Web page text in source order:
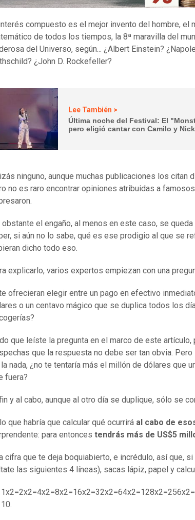
compuesto es el mejor invento del hombre, el
de todos los tiempos, la 8ª maravilla del
del Universo, según... ¿Albert Einstein?
¿John D. Rockefeller?
Lee También >
Última noche del Festival: El
pero eligió cantar con Camilo y
ninguno, aunque muchas publicaciones los citan
no es raro encontrar opiniones atribuidas a
obstante el engaño, al menos en este caso, se
si aún no lo sabe, qué es ese prodigio al que se
dicho todo eso.
explicarlo, varios expertos empiezan con una
ofrecieran elegir entre un pago en efectivo
o un centavo mágico que se duplica todos los
que leíste la pregunta en el marco de este artículo,
que la respuesta no debe ser tan obvia.
nada, ¿no te tentaría más el millón de dólares que
fuera?
y al cabo, aunque al otro día se duplique, sólo se
que habría que calcular qué ocurrirá al cabo de
para entonces tendrás más de US$5
cifra que te deja boquiabierto, e incrédulo, así que,
las siguientes 4 líneas), sacas lápiz, papel y
10.